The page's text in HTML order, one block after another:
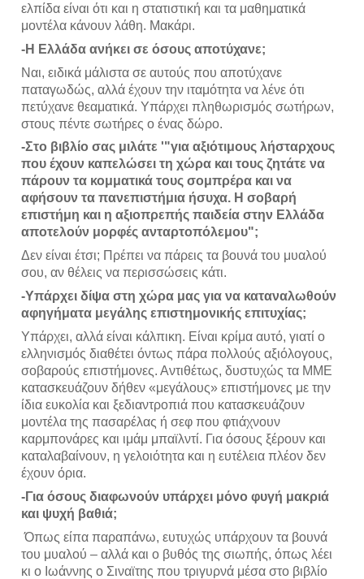
ελπίδα είναι ότι και η στατιστική και τα μαθηματικά
μοντέλα κάνουν λάθη. Μακάρι.
-Η Ελλάδα ανήκει σε όσους αποτύχανε;
Ναι, ειδικά μάλιστα σε αυτούς που αποτύχανε
παταγωδώς, αλλά έχουν την ιταμότητα να λένε ότι
πετύχανε θεαματικά. Υπάρχει πληθωρισμός σωτήρων,
στους πέντε σωτήρες ο ένας δώρο.
-Στο βιβλίο σας μιλάτε '"για αξιότιμους λήσταρχους
που έχουν καπελώσει τη χώρα και τους ζητάτε να
πάρουν τα κομματικά τους σομπρέρα και να
αφήσουν τα πανεπιστήμια ήσυχα. Η σοβαρή
επιστήμη και η αξιοπρεπής παιδεία στην Ελλάδα
αποτελούν μορφές ανταρτοπόλεμου";
Δεν είναι έτσι; Πρέπει να πάρεις τα βουνά του μυαλού
σου, αν θέλεις να περισσώσεις κάτι.
-Υπάρχει δίψα στη χώρα μας για να καταναλωθούν
αφηγήματα μεγάλης επιστημονικής επιτυχίας;
Υπάρχει, αλλά είναι κάλπικη. Eίναι κρίμα αυτό, γιατί ο
ελληνισμός διαθέτει όντως πάρα πολλούς αξιόλογους,
σοβαρούς επιστήμονες. Αντιθέτως, δυστυχώς τα ΜΜΕ
κατασκευάζουν δήθεν «μεγάλους» επιστήμονες με την
ίδια ευκολία και ξεδιαντροπιά που κατασκευάζουν
μοντέλα της πασαρέλας ή σεφ που φτιάχνουν
καρμπονάρες και ιμάμ μπαϊλντί. Για όσους ξέρουν και
καταλαβαίνουν, η γελοιότητα και η ευτέλεια πλέον δεν
έχουν όρια.
-Για όσους διαφωνούν υπάρχει μόνο φυγή μακριά
και ψυχή βαθιά;
Όπως είπα παραπάνω, ευτυχώς υπάρχουν τα βουνά
του μυαλού – αλλά και ο βυθός της σιωπής, όπως λέει
κι ο Ιωάννης ο Σιναϊτης που τριγυρνά μέσα στο βιβλίο